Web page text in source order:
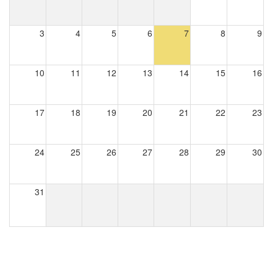
3 4 5 6 7 8 9
10 11 12 13 14 15 16
17 18 19 20 21 22 23
24 25 26 27 28 29 30
31